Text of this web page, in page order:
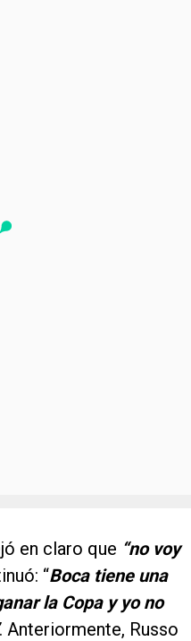
en claro que “no voy
“Boca tiene una
la Copa y yo no
. Anteriormente, Russo